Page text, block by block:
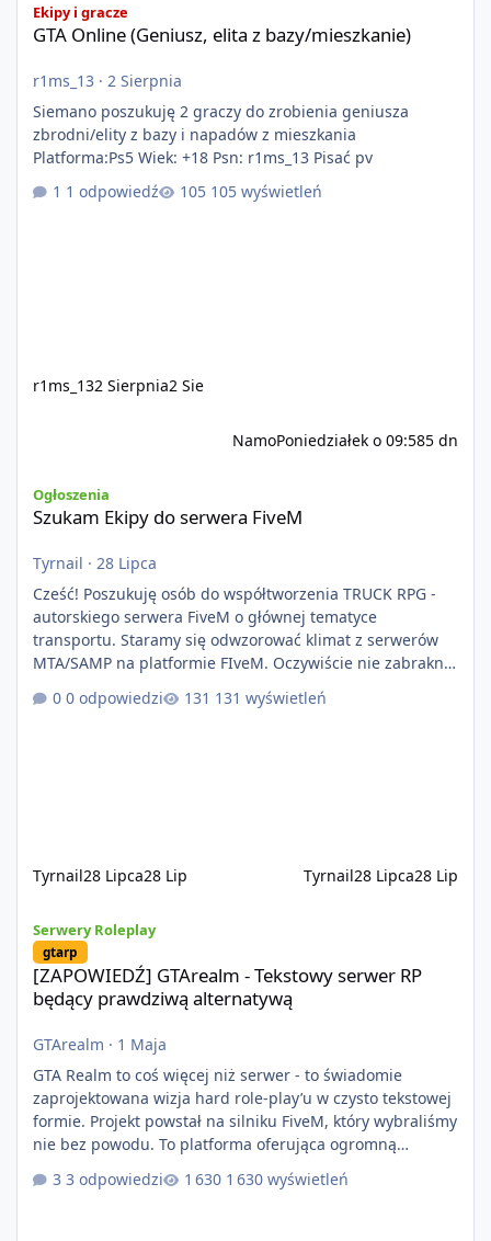
Ekipy i gracze
GTA Online (Geniusz, elita z bazy/mieszkanie)
r1ms_13 · 2 Sierpnia
Siemano poszukuję 2 graczy do zrobienia geniusza
zbrodni/elity z bazy i napadów z mieszkania
Platforma:Ps5 Wiek: +18 Psn: r1ms_13 Pisać pv
1 odpowiedź
105 wyświetleń
r1ms_132 Sierpnia2 Sie
NamoPoniedziałek o 09:585 dn
Ogłoszenia
Szukam Ekipy do serwera FiveM
Tyrnail · 28 Lipca
Cześć! Poszukuję osób do współtworzenia TRUCK RPG -
autorskiego serwera FiveM o głównej tematyce
transportu. Staramy się odwzorować klimat z serwerów
MTA/SAMP na platformie FIveM. Oczywiście nie zabraknie
kontentu dla graczy którzy chcą robić coś innego niż
jeździć ciężarówką. Projekt tworzony jest od podstaw z
0 odpowiedzi 131 wyświetleń
Tyrnail28 Lipca28 Lip Tyrnail28 Lipca28 Lip
Serwery Roleplay
gtarp
[ZAPOWIEDŹ] GTArealm - Tekstowy serwer RP
będący prawdziwą alternatywą
GTArealm · 1 Maja
GTA Realm to coś więcej niż serwer - to świadomie
zaprojektowana wizja hard role-play’u w czysto tekstowej
formie. Projekt powstał na silniku FiveM, który wybraliśmy
nie bez powodu. To platforma oferująca ogromną
elastyczność i znacznie szybszy rozwój systemów niż w
przypadku innych rozwiązań. Usprawniona
3 odpowiedzi 1 630 wyświetleń